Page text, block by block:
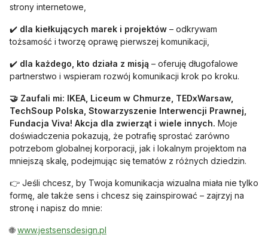
strony internetowe,
✔️ dla kiełkujących marek i projektów – odkrywam
tożsamość i tworzę oprawę pierwszej komunikacji,
✔️ dla każdego, kto działa z misją – oferuję długofalowe
partnerstwo i wspieram rozwój komunikacji krok po kroku.
🤝 Zaufali mi: IKEA, Liceum w Chmurze, TEDxWarsaw,
TechSoup Polska, Stowarzyszenie Interwencji Prawnej,
Fundacja Viva! Akcja dla zwierząt i wiele innych. Moje
doświadczenia pokazują, że potrafię sprostać zarówno
potrzebom globalnej korporacji, jak i lokalnym projektom na
mniejszą skalę, podejmując się tematów z różnych dziedzin.
👉 Jeśli chcesz, by Twoja komunikacja wizualna miała nie tylko
formę, ale także sens i chcesz się zainspirować – zajrzyj na
stronę i napisz do mnie:
🌐www.jestsensdesign.pl